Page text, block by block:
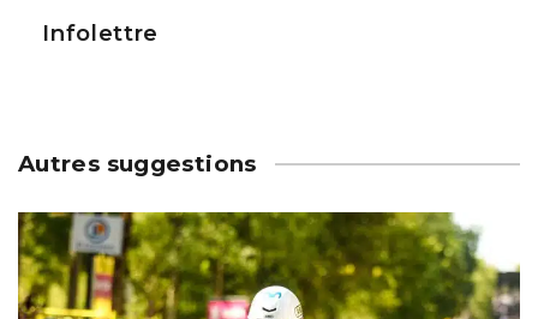
Infolettre
Autres suggestions